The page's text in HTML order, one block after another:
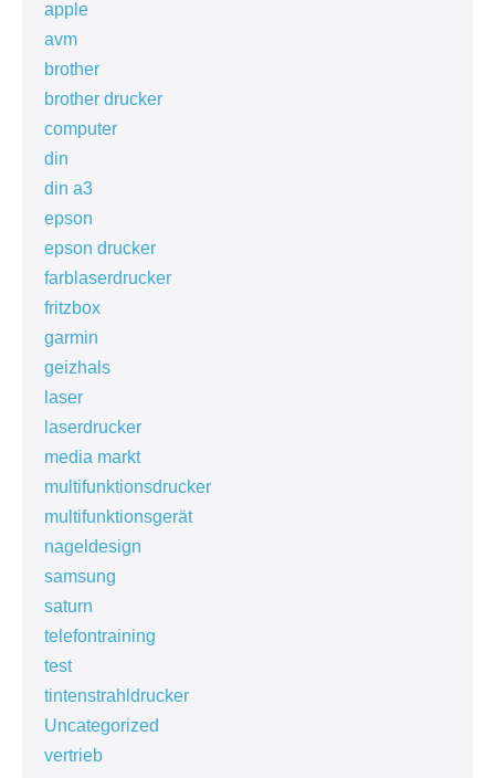
apple
avm
brother
brother drucker
computer
din
din a3
epson
epson drucker
farblaserdrucker
fritzbox
garmin
geizhals
laser
laserdrucker
media markt
multifunktionsdrucker
multifunktionsgerät
nageldesign
samsung
saturn
telefontraining
test
tintenstrahldrucker
Uncategorized
vertrieb